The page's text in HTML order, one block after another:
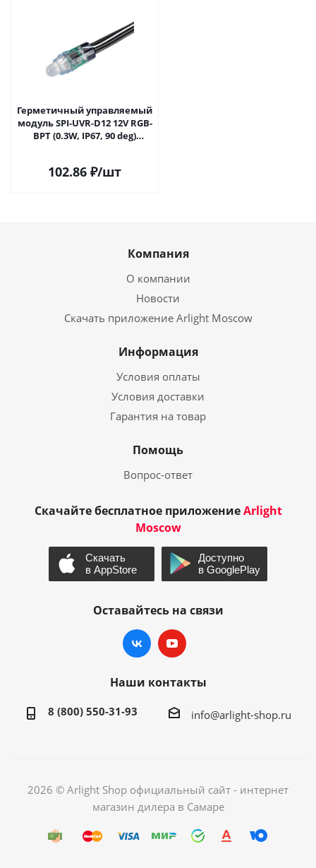
Герметичный управляемый
модуль SPI-UVR-D12 12V RGB-
BPT (0.3W, IP67, 90 deg)
102.86 ₽/шт
Компания
О компании
Новости
Скачать приложение Arlight Moscow
Информация
Условия оплаты
Условия доставки
Гарантия на товар
Помощь
Вопрос-ответ
Скачайте бесплатное приложениеArlight
Moscow
Оставайтесь на связи
Наши контакты
8 (800) 550-31-93 info@arlight-shop.ru
2026 © Arlight Shop официальный сайт - интернет
магазин дилера в Самаре